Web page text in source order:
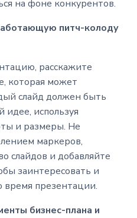
на фоне конкурентов.
питч-колоду
расскажите
которая может
слайд должен быть
идее, используя
и размеры. Не
маркеров,
слайдов и добавляйте
заинтересовать и
время презентации.
бизнес-плана и